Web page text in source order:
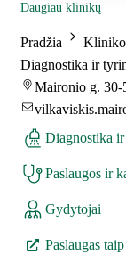
Daugiau klinikų
Pradžia
Diagnostika ir
Maironio g.
Diagnostika
Paslaugos ir
Gydytojai
Paslaugas